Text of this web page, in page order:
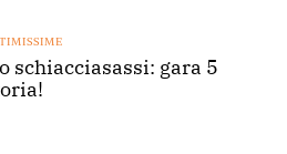
schiacciasassi: gara 5